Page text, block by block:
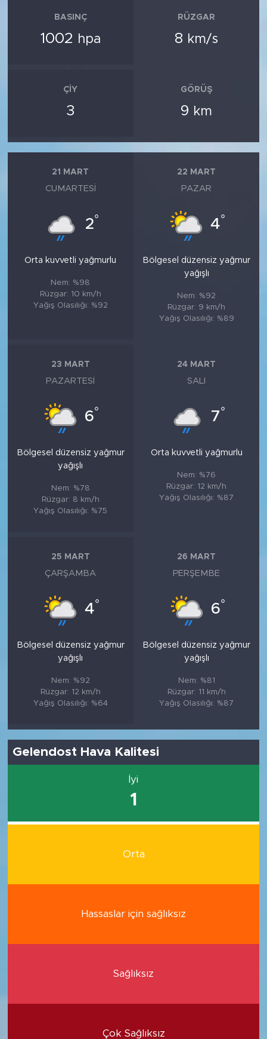
BASINÇ
1002 hpa
RÜZGAR
8 km/s
ÇIY
3
GÖRÜŞ
9 km
21 MART
CUMARTESI
2°
Orta kuvvetli yağmurlu
Nem: %98
Rüzgar: 10 km/h
Yağış Olasılığı: %92
22 MART
PAZAR
4°
Bölgesel düzensiz yağmur
yağışlı
Nem: %92
Rüzgar: 9 km/h
Yağış Olasılığı: %89
23 MART
PAZARTESI
6°
Bölgesel düzensiz yağmur
yağışlı
Nem: %78
Rüzgar: 8 km/h
Yağış Olasılığı: %75
24 MART
SALI
7°
Orta kuvvetli yağmurlu
Nem: %76
Rüzgar: 12 km/h
Yağış Olasılığı: %87
25 MART
ÇARŞAMBA
4°
Bölgesel düzensiz yağmur
yağışlı
Nem: %92
Rüzgar: 12 km/h
Yağış Olasılığı: %64
26 MART
PERŞEMBE
6°
Bölgesel düzensiz yağmur
yağışlı
Nem: %81
Rüzgar: 11 km/h
Yağış Olasılığı: %87
Gelendost Hava Kalitesi
İyi
1
Orta
Hassaslar için sağlıksız
Sağlıksız
Çok Sağlıksız